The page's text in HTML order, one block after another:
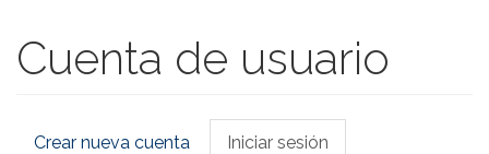
Cuenta de usuario
Solapas
Crear nueva cuenta Iniciar sesión